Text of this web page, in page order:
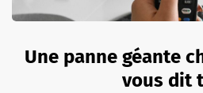
Une panne géante
vous dit